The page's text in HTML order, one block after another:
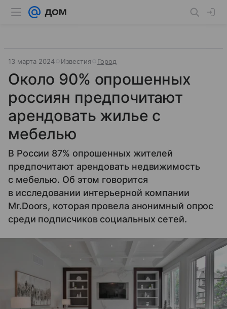
13 марта 2024 Известия Город
Около 90% опрошенных
россиян предпочитают
арендовать жилье с
мебелью
В России 87% опрошенных жителей
предпочитают арендовать недвижимость
с мебелью. Об этом говорится
в исследовании интерьерной компании
Mr.Doors, которая провела анонимный опрос
среди подписчиков социальных сетей.